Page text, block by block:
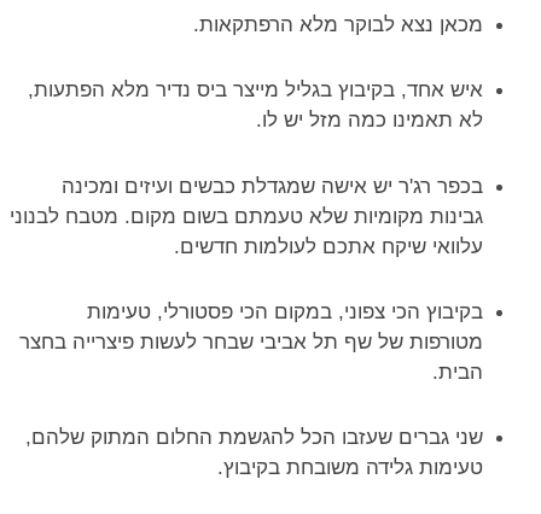
מכאן נצא לבוקר מלא הרפתקאות.
איש אחד, בקיבוץ בגליל מייצר ביס נדיר מלא הפתעות,
לא תאמינו כמה מזל יש לו.
בכפר רג'ר יש אישה שמגדלת כבשים ועיזים ומכינה
גבינות מקומיות שלא טעמתם בשום מקום. מטבח לבנוני
עלוואי שיקח אתכם לעולמות חדשים.
בקיבוץ הכי צפוני, במקום הכי פסטורלי, טעימות
מטורפות של שף תל אביבי שבחר לעשות פיצרייה בחצר
הבית.
שני גברים שעזבו הכל להגשמת החלום המתוק שלהם,
טעימות גלידה משובחת בקיבוץ.